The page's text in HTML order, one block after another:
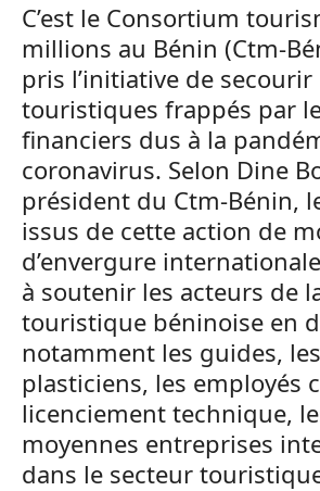
C’est le Consortium
millions au Bénin (Ctm-
pris l’initiative de secourir
touristiques frappés par
financiers dus à la
coronavirus. Selon Dine
président du Ctm-Bénin,
issus de cette action de
d’envergure
à soutenir les acteurs de
touristique béninoise en
notamment les guides,
plasticiens, les employés
licenciement technique,
moyennes entreprises
dans le secteur